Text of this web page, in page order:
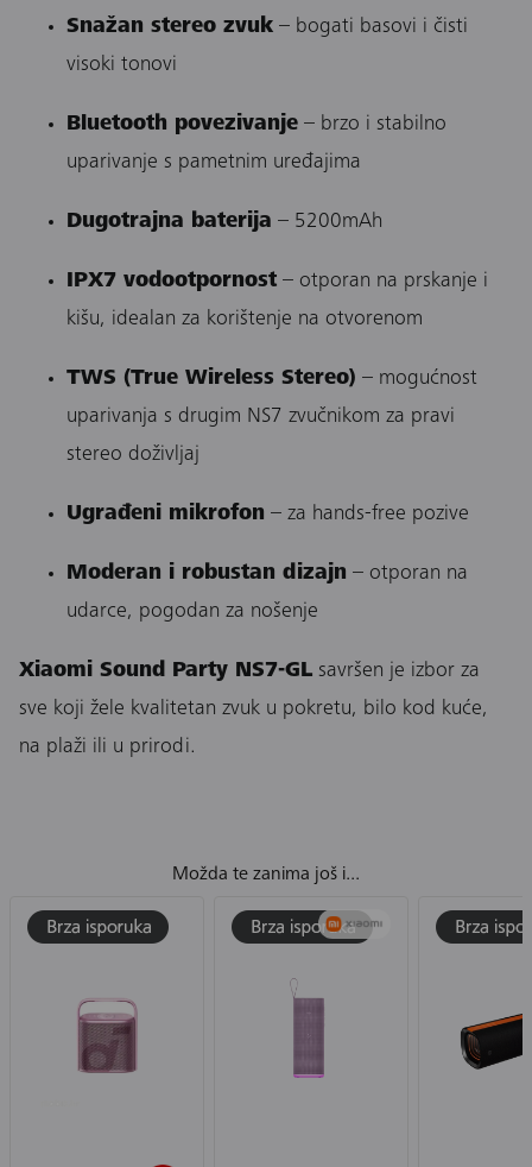
Snažan stereo zvuk – bogati basovi i čisti
visoki tonovi
Bluetooth povezivanje – brzo i stabilno
uparivanje s pametnim uređajima
Dugotrajna baterija – 5200mAh
IPX7 vodootpornost – otporan na prskanje i
kišu, idealan za korištenje na otvorenom
TWS (True Wireless Stereo) – mogućnost
uparivanja s drugim NS7 zvučnikom za pravi
stereo doživljaj
Ugrađeni mikrofon – za hands-free pozive
Moderan i robustan dizajn – otporan na
udarce, pogodan za nošenje
Xiaomi Sound Party NS7-GL savršen je izbor za
sve koji žele kvalitetan zvuk u pokretu, bilo kod kuće,
na plaži ili u prirodi.
Možda te zanima još i...